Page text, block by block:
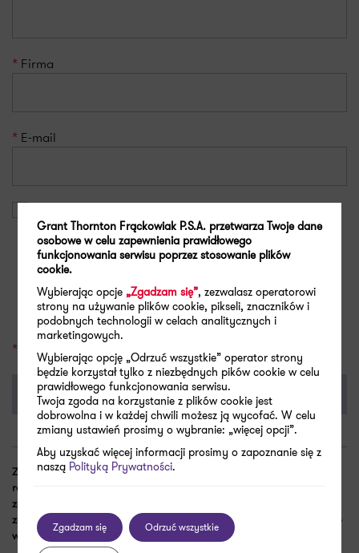
Firma
E-mail
informacji handlowej (w postaci newsletter lub propozycji
konkretnych produktów i usług) od Grant Thornton Frąckowiak
P.S.A. z siedzibą w Poznaniu za pomocą środków komunikacji
elektronicznej, a zwłaszcza za pośrednictwem podanego przeze
mnie adresu e-mail. Szczegółowe zasady wykorzystywania
danych opisano w Polityce prywatności Grant Thornton
(https://grantthornton.pl/polityka-prywatnosci-GT/)
Pole obowiązkowe
Ze względu na bardzo duże zainteresowanie wydarzeniem,
rejestracja na śniadanie 2 lutego została zakończona – Państwa
zgłoszenie trafi na listę oczekujących i w przypadku dużego
zainteresowania, poinformujemy Państwa o kolejnym terminie tego
wydarzenia.
Grant Thornton Frąckowiak P.S.A. przetwarza Twoje dane
osobowe w celu zapewnienia prawidłowego
funkcjonowania serwisu poprzez stosowanie plików
cookie.
Wybierając opcje„Zgadzam się”, zezwalasz operatorowi
strony na używanie plików cookie, pikseli, znaczników i
podobnych technologii w celach analitycznych i
marketingowych.
Wybierając opcję „Odrzuć wszystkie” operator strony
będzie korzystał tylko z niezbędnych pików cookie w celu
prawidłowego funkcjonowania serwisu.
Twoja zgoda na korzystanie z plików cookie jest
dobrowolna i w każdej chwili możesz ją wycofać. W celu
zmiany ustawień prosimy o wybranie: „więcej opcji”.
Aby uzyskać więcej informacji prosimy o zapoznanie się z
naszą Polityką Prywatności.
Zgadzam się Odrzuć wszystkie